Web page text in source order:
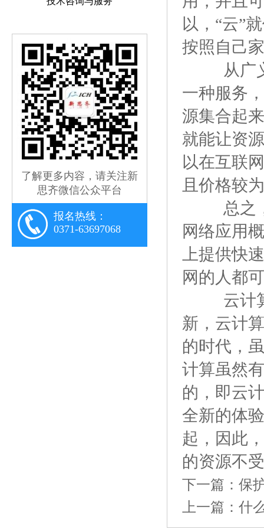
了解更多内容，请关注新
思齐微信公众平台
报名热线：
0371-63697068
以，“云”
按照自己
从广
一种服务
源集合起
就能让资
以在互联
且价格较
总之
网络应用
上提供快
网的人都
云计
新，云计
的时代，
计算虽然
的，即云
全新的体
起，因此
的资源不
下一篇： 保
上一篇： 什